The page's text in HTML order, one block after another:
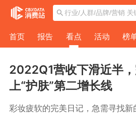
首页 报告 看点 活动 榜
2022Q1营收下滑近半
上“护肤”第二增长线
彩妆疲软的完美日记，急需寻找新